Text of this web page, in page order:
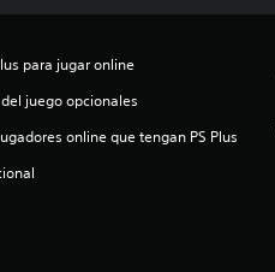
para jugar online
juego opcionales
online que tengan PS Plus